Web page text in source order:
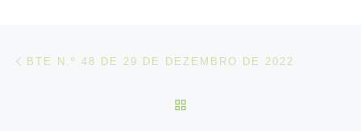
Post navigation
BTE N.º 48 DE 29 DE DEZEMBRO DE 2022